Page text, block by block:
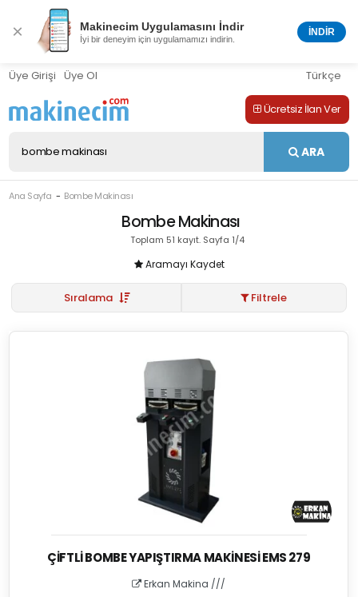
× Makinecim Uygulamasını İndir
İyi bir deneyim için uygulamamızı indirin.
İNDİR
Üye Girişi Üye Ol Türkçe
Ücretsiz İlan Ver
ARA
Ana Sayfa Bombe Makinası
Bombe Makinası
Toplam 51 kayıt. Sayfa 1/4
Aramayı Kaydet
Sıralama Filtrele
ÇIFTLI BOMBE YAPIŞTIRMA MAKINESI EMS 279
Erkan Makina ///